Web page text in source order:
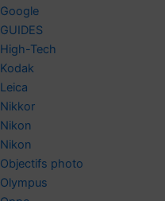
Google
GUIDES
High-Tech
Kodak
Leica
Nikkor
Nikon
Nikon
Objectifs photo
Olympus